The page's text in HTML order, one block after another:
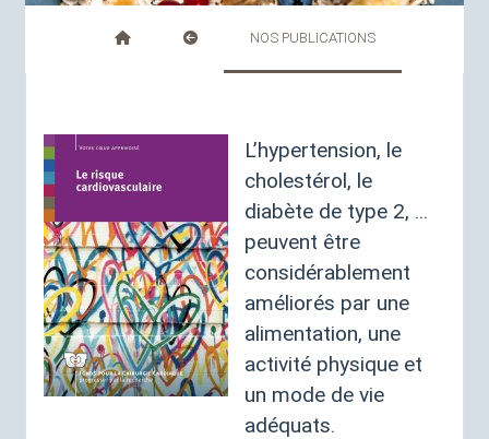
NOS PUBLICATIONS
L’hypertension, le
cholestérol, le
diabète de type 2, ...
peuvent être
considérablement
améliorés par une
alimentation, une
activité physique et
un mode de vie
adéquats.